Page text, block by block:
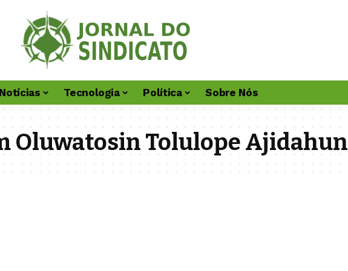
Notícias Tecnologia Política Sobre Nós
Oluwatosin Tolulope Ajidahun